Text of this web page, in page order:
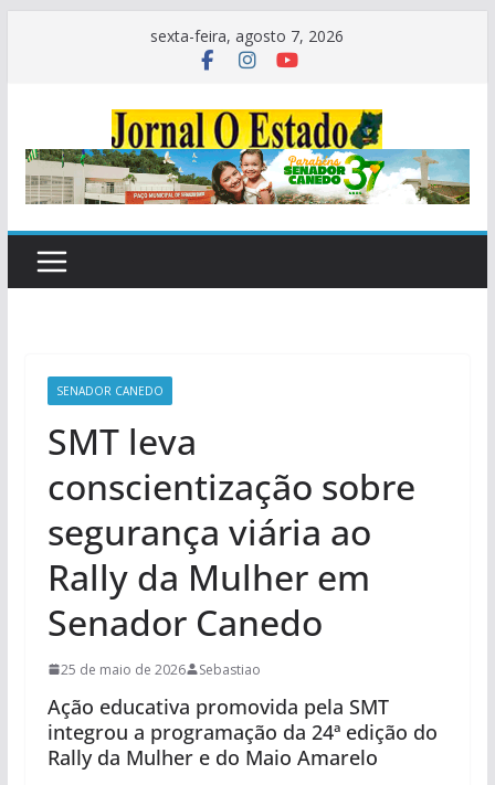
sexta-feira, agosto 7, 2026
SENADOR CANEDO
SMT leva
conscientização sobre
segurança viária ao
Rally da Mulher em
Senador Canedo
25 de maio de 2026 Sebastiao
Ação educativa promovida pela SMT
integrou a programação da 24ª edição do
Rally da Mulher e do Maio Amarelo